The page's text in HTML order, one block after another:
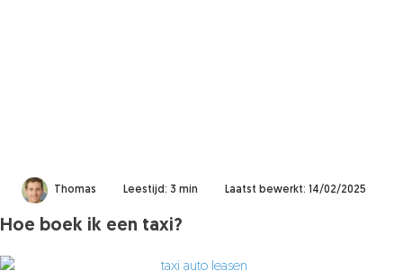
Thomas Leestijd: 3 min Laatst bewerkt: 14/02/2025
Hoe boek ik een taxi?